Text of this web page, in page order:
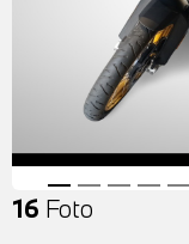
16 Foto